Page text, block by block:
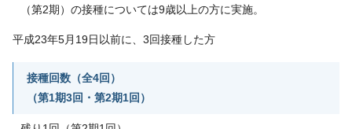
（第2期）の接種については9歳以上の方に実施。
平成23年5月19日以前に、3回接種した方
接種回数（全4回）
（第1期3回・第2期1回）